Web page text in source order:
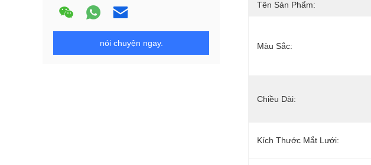
nói chuyện ngay.
Tên Sản Phẩm:
Màu Sắc:
Chiều Dài:
Kích Thước Mắt Lưới: